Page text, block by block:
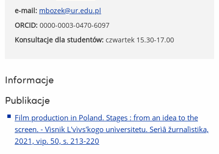
e-mail: mbozek@ur.edu.pl
ORCID: 0000-0003-0470-6097
Konsultacje dla studentów: czwartek 15.30-17.00
Informacje
Publikacje
Film production in Poland. Stages : from an idea to the
screen. - Vìsnik L'vìvs'kogo unìversitetu. Serìâ žurnalìstika,
2021, vip. 50, s. 213-220